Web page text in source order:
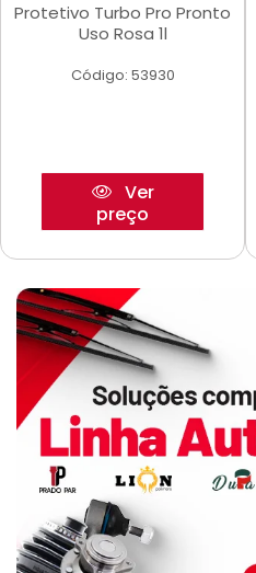
Protetivo Turbo Pro Pronto
Uso Rosa 1l
Código: 53930
Ver
preço